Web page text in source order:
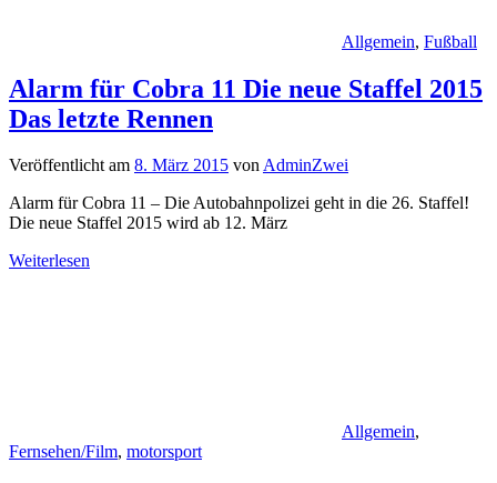
Allgemein, Fußball
Alarm für Cobra 11 Die neue Staffel 2015
Das letzte Rennen
Veröffentlicht am 8. März 2015 vonAdminZwei
Alarm für Cobra 11 – Die Autobahnpolizei geht in die 26. Staffel!
Die neue Staffel 2015 wird ab 12. März
Weiterlesen
Allgemein,
Fernsehen/Film, motorsport